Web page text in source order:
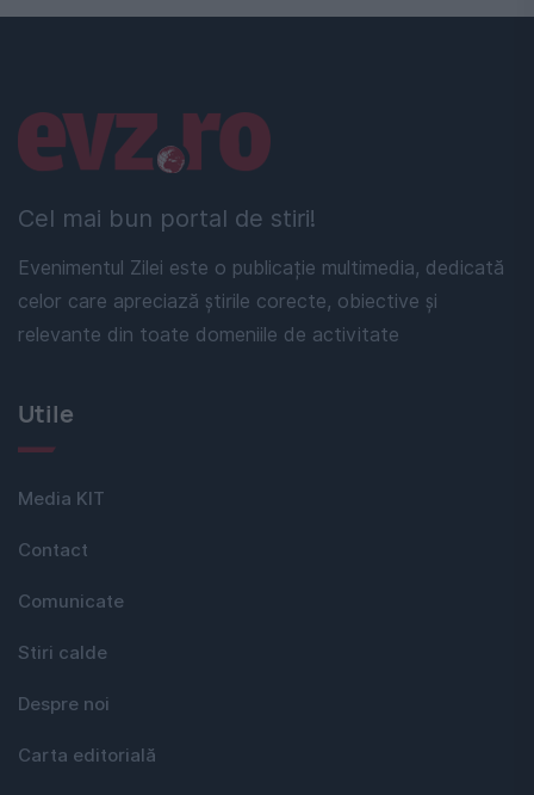
Cel mai bun portal de stiri!
Evenimentul Zilei este o publicație multimedia, dedicată
celor care apreciază știrile corecte, obiective și
relevante din toate domeniile de activitate
Linkuri utile
Utile
Media KIT
Contact
Comunicate
Stiri calde
Despre noi
Carta editorială